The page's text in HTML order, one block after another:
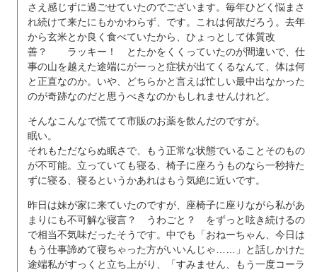
さえ感じずに過ごせていたのでございます。毎年ひどく悩まさ
れ続けて来たにもかかわらず、です。これは何故だろう。去年
から玄米とか良く食べていたから、ひょっとして体質改
善？ ラッキー！ とたかをくくっていたのが間違いで、仕
事の山を越えた途端にがーっと症状が出てくるなんて、体は何
と正直なのか。いや、どちらかと言えば忙しい最中出なかった
のが奇跡なのだと思うべきなのかもしれませんけれど。
そんなこんなで慌てて市販のお薬を飲んだのですが。
眠い。
それもただならぬ眠さで、もう正常な状態でいることそのもの
が不可能。立っていても寝る、椅子に座ろうものなら一秒持た
ずに寝る、寝るというかあれはもう気絶に近いです。
昨日は妹が家に来ていたのですが、座椅子に座りながら私があ
まりにも不可解な寝言？ うわごと？ をずっと呟き続けるの
で相当不気味だったそうです。中でも「おねーちゃん、今日は
もう仕事諦めて寝ちゃった方がいいんじゃ……」と話しかけた
途端私がすっくと立ち上がり、「すみません、もう一度コーラ